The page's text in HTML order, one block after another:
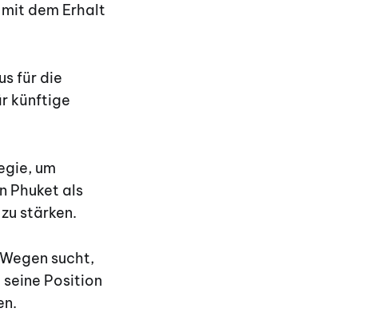
dem Erhalt
für die
künftige
um
Phuket als
stärken.
sucht,
Position